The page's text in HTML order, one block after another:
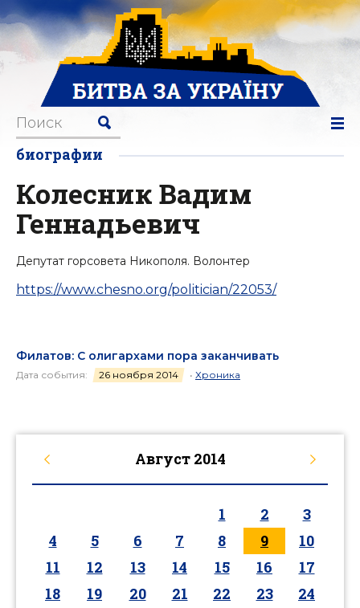
биографии
Колесник Вадим
Геннадьевич
Депутат горсовета Никополя. Волонтер
https://www.chesno.org/politician/22053/
Филатов: С олигархами пора заканчивать
Дата события: 26 ноября 2014 • Хроника
Август 2014
1 2
3
4
5 6 7 8 9
10
11
12 13 14 15 16
17
18
19 20 21 22 23
24